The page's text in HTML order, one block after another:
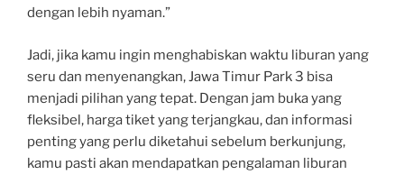
dengan lebih nyaman.”
Jadi, jika kamu ingin menghabiskan waktu liburan yang
seru dan menyenangkan, Jawa Timur Park 3 bisa
menjadi pilihan yang tepat. Dengan jam buka yang
fleksibel, harga tiket yang terjangkau, dan informasi
penting yang perlu diketahui sebelum berkunjung,
kamu pasti akan mendapatkan pengalaman liburan